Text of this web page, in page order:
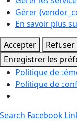
Gérer
En savoir plus
Accepter
Refuser
Enregistrer les
Politique de
Politique de
Search Facebook